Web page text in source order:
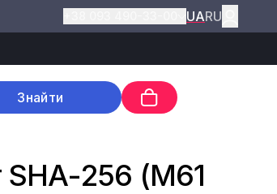
UARU
Знайти
256 (M61